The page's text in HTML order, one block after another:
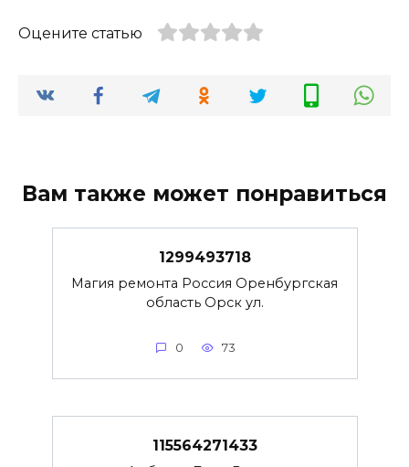
Оцените статью
Вам также может понравиться
1299493718
Магия ремонта Россия Оренбургская
область Орск ул.
0 73
115564271433